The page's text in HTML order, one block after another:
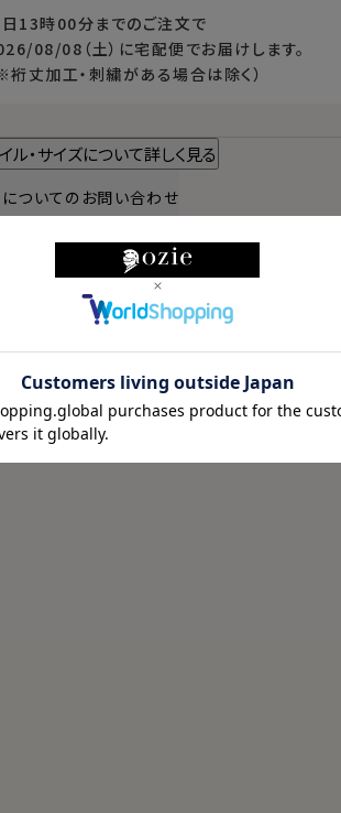
13時00分 までのご注文で
08/08（土） に宅配便 でお届けします。
※裄丈加工・刺繍がある場合は除く）
ル・サイズについて詳しく見る
ついてのお問い合わせ
ットでお問い合わせ
トラッピングについて
LINEに保存する